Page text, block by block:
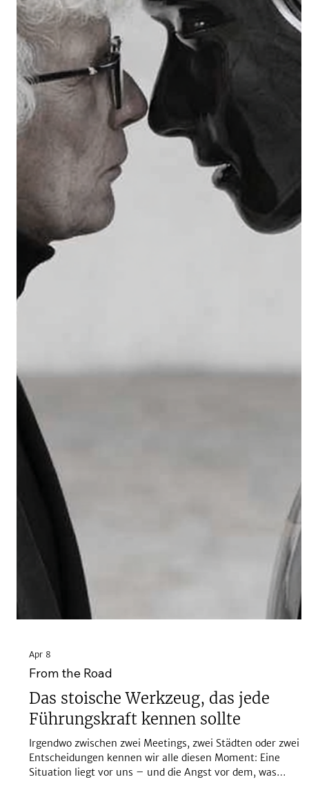
Apr 8
From the Road
Das stoische Werkzeug, das jede
Führungskraft kennen sollte